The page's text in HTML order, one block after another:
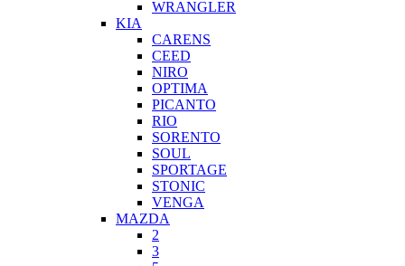
WRANGLER
KIA
CARENS
CEED
NIRO
OPTIMA
PICANTO
RIO
SORENTO
SOUL
SPORTAGE
STONIC
VENGA
MAZDA
2
3